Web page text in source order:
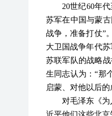
20世纪60年
苏军在中国与蒙
战争，准备打仗”
大卫国战争年代
苏联军队的战略
生同志认为：“那
启蒙、对他以后
对毛泽东《
近平他们这些北